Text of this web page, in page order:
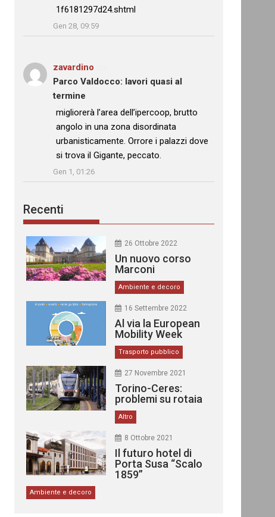
1f6181297d24.shtml
Gen 28, 09:59
zavardino
Parco Valdocco: lavori quasi al
termine
: “
migliorerà l’area dell’ipercoop, brutto
angolo in una zona disordinata
urbanisticamente. Orrore i palazzi dove
si trova il Gigante, peccato.
Gen 1, 01:26
Recenti
26 Ottobre 2022
Un nuovo corso
Marconi
Ambiente e decoro
16 Settembre 2022
Al via la European
Mobility Week
Trasporto pubblico
27 Novembre 2021
Torino-Ceres:
problemi su rotaia
Altro
8 Ottobre 2021
Il futuro hotel di
Porta Susa “Scalo
1859”
Ambiente e decoro